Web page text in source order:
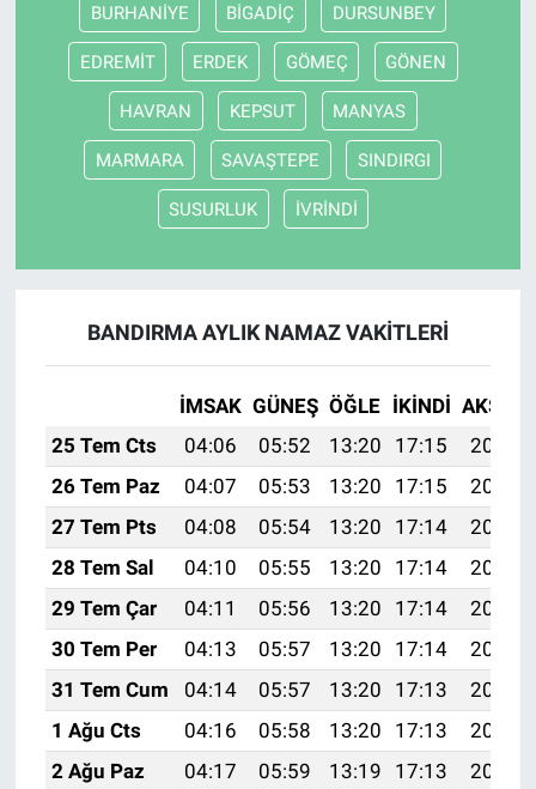
BURHANİYE BİGADİÇ DURSUNBEY
EDREMİT ERDEK GÖMEÇ GÖNEN
HAVRAN KEPSUT MANYAS
MARMARA SAVAŞTEPE SINDIRGI
SUSURLUK İVRİNDİ
BANDIRMA AYLIK NAMAZ VAKITLERI
İMSAK GÜNEŞ ÖĞLE İKINDI AKŞAM
25 Tem Cts
04:06 05:52 13:20 17:15
20:37
26 Tem Paz
04:07 05:53 13:20 17:15
20:37
27 Tem Pts
04:08 05:54 13:20 17:14
20:36
28 Tem Sal
04:10 05:55 13:20 17:14
20:35
29 Tem Çar
04:11 05:56 13:20 17:14
20:34
30 Tem Per
04:13 05:57 13:20 17:14
20:33
31 Tem Cum
04:14 05:57 13:20 17:13
20:32
1 Ağu Cts
04:16 05:58 13:20 17:13
20:31
2 Ağu Paz
04:17 05:59 13:19 17:13
20:30